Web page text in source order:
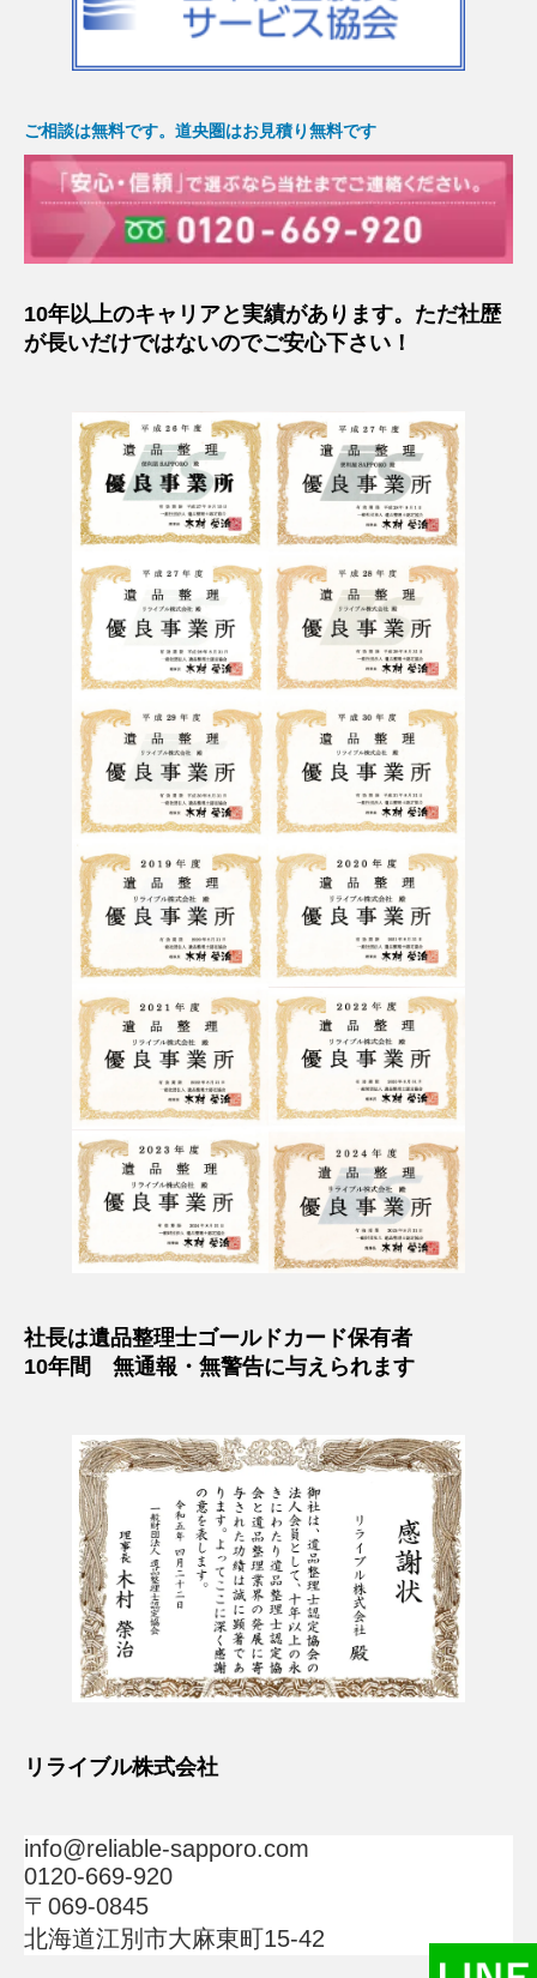
ご相談は無料です。道央圏はお見積り無料です
10年以上のキャリアと実績があります。ただ社歴
が長いだけではないのでご安心下さい！
社長は遺品整理士ゴールドカード保有者
10年間 無通報・無警告に与えられます
リライブル株式会社
info@reliable-sapporo.com
0120-669-920
〒069-0845
北海道江別市大麻東町15-42